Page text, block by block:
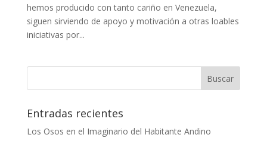
hemos producido con tanto cariño en Venezuela,
siguen sirviendo de apoyo y motivación a otras loables
iniciativas por...
Entradas recientes
Los Osos en el Imaginario del Habitante Andino